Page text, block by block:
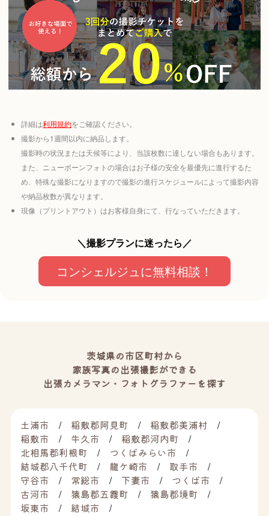
詳細は利用規約をご確認ください。
撮影から1週間以内に納品します。
撮影時の状況または天候等により、当該枚数に達しない場合もあります。
また、ニューボーンフォトの場合はお子様の安全を最優先に進行するた
め、特殊な撮影になりますので撮影の進行スケジュールによって撮影内容
や納品枚数が異なります。
現像（プリントアウト）はお客様自身にて、行なっていただきます。
＼撮影プランに迷ったら／
コンシェルジュに無料相談！
茨城県の市区町村から
家族写真の出張撮影ができる
出張カメラマン・フォトグラファーを探す
土浦市 稲敷郡阿見町
稲敷郡美浦村
稲敷市
牛久市
稲敷郡河内町
北相馬郡利根町
つくばみらい市
結城郡八千代町
龍ケ崎市
取手市
守谷市
常総市 下妻市
つくば市
古河市
猿島郡五霞町
猿島郡境町
坂東市
結城市